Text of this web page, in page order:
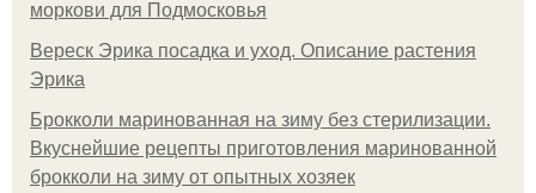
моркови для Подмосковья
Вереск Эрика посадка и уход. Описание растения
Эрика
Брокколи маринованная на зиму без стерилизации.
Вкуснейшие рецепты приготовления маринованной
брокколи на зиму от опытных хозяек